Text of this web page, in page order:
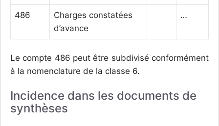
486
Charges constatées
d’avance
…
Le compte 486 peut être subdivisé conformément
à la nomenclature de la classe 6.
Incidence dans les documents de
synthèses